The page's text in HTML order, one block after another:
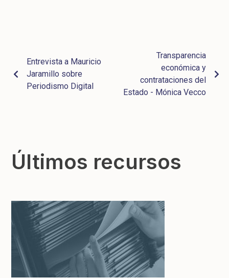
Entrevista a Mauricio
Jaramillo sobre
Periodismo Digital
Transparencia
económica y
contrataciones del
Estado - Mónica Vecco
Últimos recursos